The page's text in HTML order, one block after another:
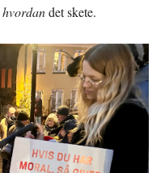
hvordandet skete.